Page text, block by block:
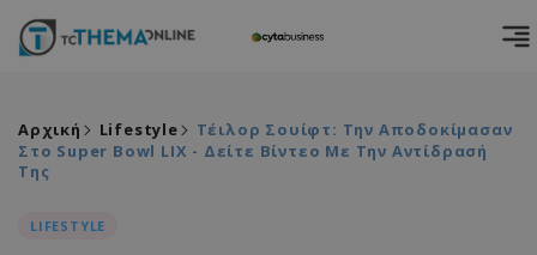
Αρχική Lifestyle
Τέιλορ Σουίφτ: Την Αποδοκίμασαν
Στο Super Bowl LIX - Δείτε Βίντεο Με Την Αντίδρασή
Της
LIFESTYLE